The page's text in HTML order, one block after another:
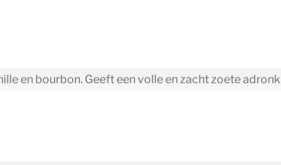
en bourbon. Geeft een volle en zacht zoete adronk